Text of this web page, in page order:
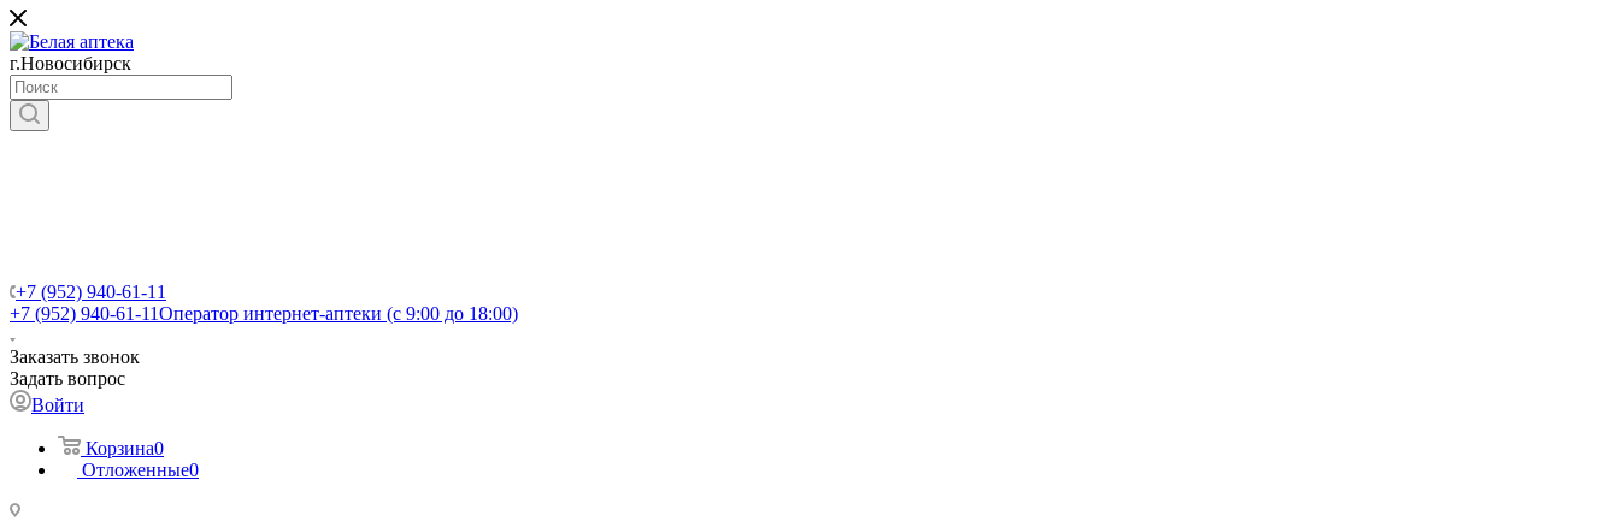
г.Новосибирск
+7 (952) 940-61-11
+7 (952) 940-61-11Оператор интернет-аптеки (с 9:00 до 18:00)
Заказать звонок
Задать вопрос
Войти
Корзина0
Отложенные0